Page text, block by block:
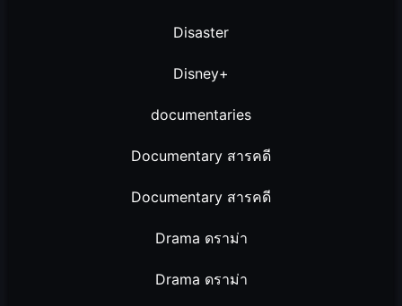
Disaster
Disney+
documentaries
Documentary สารคดี
Documentary สารคดี
Drama ดราม่า
Drama ดราม่า